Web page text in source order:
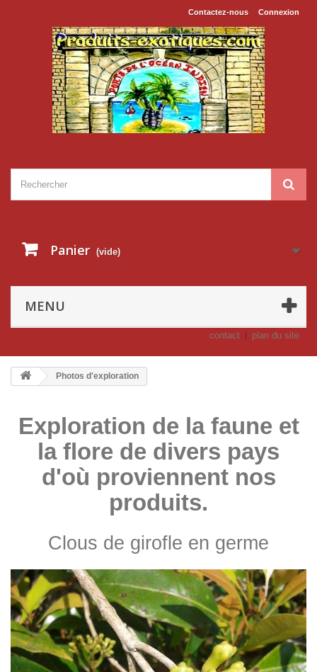
Connexion
Contactez-nous
Panier (vide)
MENU
contact plan du site
Photos d'exploration
Exploration de la faune et
la flore de divers pays
d'où proviennent nos
produits.
Clous de girofle en germe